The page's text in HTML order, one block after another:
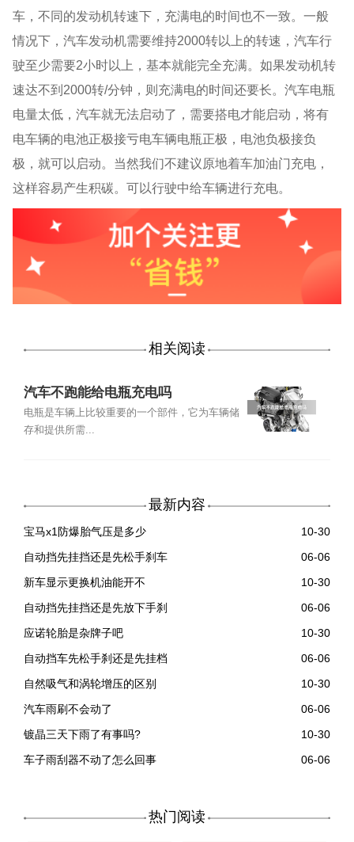
车，不同的发动机转速下，充满电的时间也不一致。一般
情况下，汽车发动机需要维持2000转以上的转速，汽车行
驶至少需要2小时以上，基本就能完全充满。如果发动机转
速达不到 2000转/分钟，则充满电的时间还要长。汽车电瓶
电量太低，汽车就无法启动了，需要搭电才能启动，将有
电车辆的电池正极接亏电车辆电瓶正极，电池负极接负
极，就可以启动。当然我们不建议原地着车加油门充电，
这样容易产生积碳。可以行驶中给车辆进行充电。
相关阅读
汽车不跑能给电瓶充电吗
电瓶是车辆上比较重要的一个部件，它为车辆储
存和提供所需...
最新内容
宝马x1防爆胎气压是多少
10-30
自动挡先挂挡还是先松手刹车
06-06
新车显示更换机油能开不
10-30
自动挡先挂挡还是先放下手刹
06-06
应诺轮胎是杂牌子吧
10-30
自动挡车先松手刹还是先挂档
06-06
自然吸气和涡轮增压的区别
10-30
汽车雨刷不会动了
06-06
镀晶三天下雨了有事吗?
10-30
车子雨刮器不动了怎么回事
06-06
热门阅读